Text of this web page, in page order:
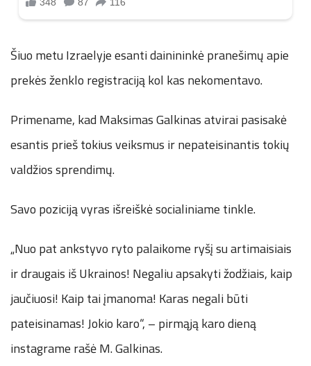
Šiuo metu Izraelyje esanti dainininkė pranešimų apie
prekės ženklo registraciją kol kas nekomentavo.
Primename, kad Maksimas Galkinas atvirai pasisakė
esantis prieš tokius veiksmus ir nepateisinantis tokių
valdžios sprendimų.
Savo poziciją vyras išreiškė socialiniame tinkle.
„Nuo pat ankstyvo ryto palaikome ryšį su artimaisiais
ir draugais iš Ukrainos! Negaliu apsakyti žodžiais, kaip
jaučiuosi! Kaip tai įmanoma! Karas negali būti
pateisinamas! Jokio karo“, – pirmąją karo dieną
instagrame rašė M. Galkinas.